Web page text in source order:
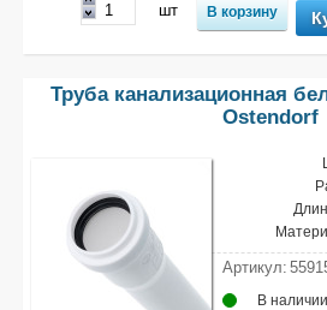
шт
Труба канализационная
Ostendorf
Артикул:
В наличии